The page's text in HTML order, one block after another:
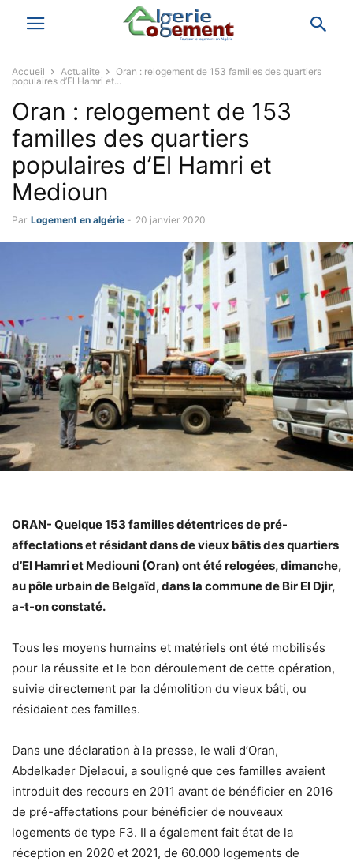
Accueil Actualite
Oran : relogement de 153 familles des quartiers
populaires d’El Hamri et...
Oran : relogement de 153
familles des quartiers
populaires d’El Hamri et
Medioun
Par Logement en algérie - 20 janvier 2020
ORAN- Quelque 153 familles détentrices de pré-
affectations et résidant dans de vieux bâtis des quartiers
d’El Hamri et Mediouni (Oran) ont été relogées, dimanche,
au pôle urbain de Belgaïd, dans la commune de Bir El Djir,
a-t-on constaté.
Tous les moyens humains et matériels ont été mobilisés
pour la réussite et le bon déroulement de cette opération,
suivie directement par la démolition du vieux bâti, ou
résidaient ces familles.
Dans une déclaration à la presse, le wali d’Oran,
Abdelkader Djelaoui, a souligné que ces familles avaient
introduit des recours en 2011 avant de bénéficier en 2016
de pré-affectations pour bénéficier de nouveaux
logements de type F3. Il a également fait état de la
réception en 2020 et 2021, de 60.000 logements de